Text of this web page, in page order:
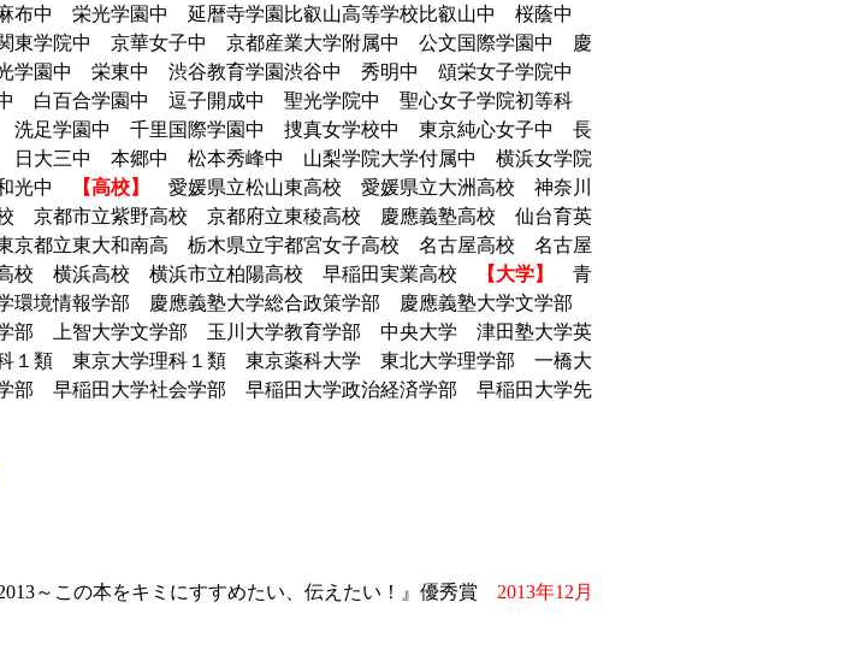
中 栄光学園中 延暦寺学園比叡山高等学校比叡山中 桜蔭中
学院中 京華女子中 京都産業大学附属中 公文国際学園中 慶
学園中 栄東中 渋谷教育学園渋谷中 秀明中 頌栄女子学院中
白百合学園中 逗子開成中 聖光学院中 聖心女子学院初等科
足学園中 千里国際学園中 捜真女学校中 東京純心女子中 長
大三中 本郷中 松本秀峰中 山梨学院大学付属中 横浜女学院
光中
【高校】
愛媛県立松山東高校 愛媛県立大洲高校 神奈川
京都市立紫野高校 京都府立東稜高校 慶應義塾高校 仙台育英
都立東大和南高 栃木県立宇都宮女子高校 名古屋高校 名古屋
校 横浜高校 横浜市立柏陽高校 早稲田実業高校
【大学】
青
境情報学部 慶應義塾大学総合政策学部 慶應義塾大学文学部
部 上智大学文学部 玉川大学教育学部 中央大学 津田塾大学英
１類 東京大学理科１類 東京薬科大学 東北大学理学部 一橋大
早稲田大学社会学部 早稲田大学政治経済学部 早稲田大学先
～この本をキミにすすめたい、伝えたい！』優秀賞 2013年12月